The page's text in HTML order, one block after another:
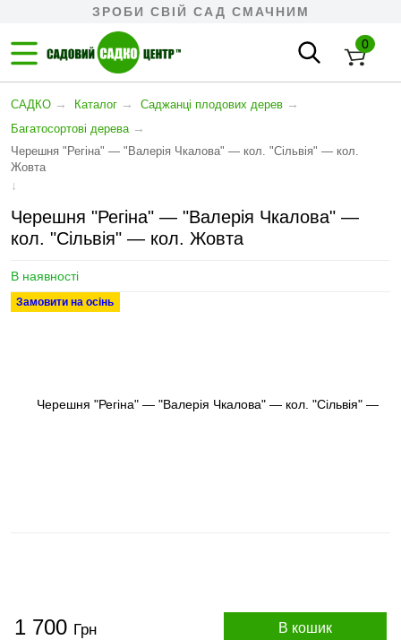
ЗРОБИ СВІЙ САД СМАЧНИМ
0
САДКО → Каталог → Cаджанці плодових дерев →
Багатосортові дерева →
Черешня "Регіна" — "Валерія Чкалова" — кол. "Сільвія" — кол.
Жовта
↓
Черешня "Регіна" — "Валерія Чкалова" —
кол. "Сільвія" — кол. Жовта
В наявності
Замовити на осінь
1 700 Грн В кошик